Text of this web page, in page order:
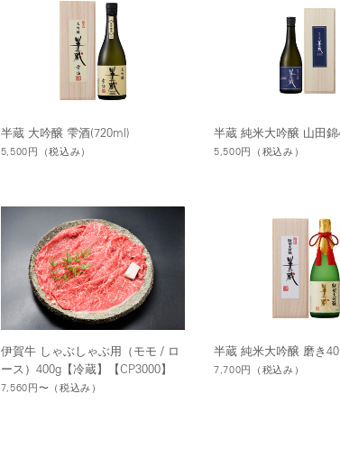
半蔵 大吟醸 雫酒(720ml)
5,500円 （税込み）
半蔵 純米大吟醸 山田錦
5,500円 （税込み）
伊賀牛 しゃぶしゃぶ用（モモ / ロ
ース）400g【冷蔵】【CP3000】
7,560円〜 （税込み）
半蔵 純米大吟醸 磨き
7,700円 （税込み）